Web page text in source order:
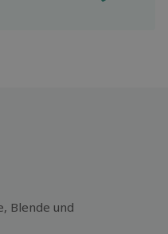
Blende und